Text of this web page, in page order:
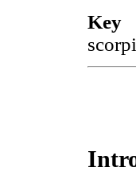
Key